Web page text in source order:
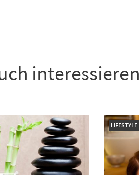
interessieren
LIFESTYLE